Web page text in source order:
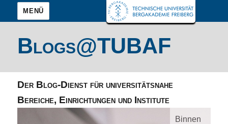
MENÜ
Blogs@TUBAF
Der Blog-Dienst für universitätsnahe
Bereiche, Einrichtungen und Institute
Binnen